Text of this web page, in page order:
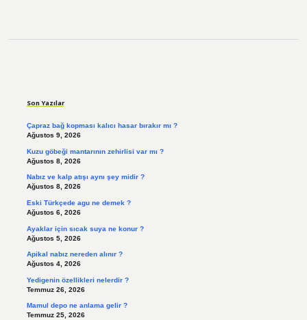
Son Yazılar
Çapraz bağ kopması kalıcı hasar bırakır mı ?
Ağustos 9, 2026
Kuzu göbeği mantarının zehirlisi var mı ?
Ağustos 8, 2026
Nabız ve kalp atışı aynı şey midir ?
Ağustos 8, 2026
Eski Türkçede agu ne demek ?
Ağustos 6, 2026
Ayaklar için sıcak suya ne konur ?
Ağustos 5, 2026
Apikal nabız nereden alınır ?
Ağustos 4, 2026
Yedigenin özellikleri nelerdir ?
Temmuz 26, 2026
Mamul depo ne anlama gelir ?
Temmuz 25, 2026